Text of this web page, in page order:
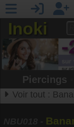
Inoki
Piercings
Voir tout :